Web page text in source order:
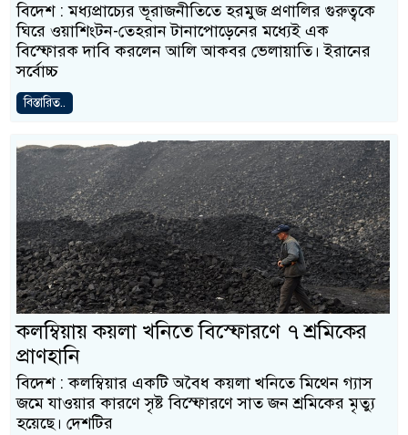
বিদেশ : মধ্যপ্রাচ্যের ভূরাজনীতিতে হরমুজ প্রণালির গুরুত্বকে
ঘিরে ওয়াশিংটন-তেহরান টানাপোড়েনের মধ্যেই এক
বিস্ফোরক দাবি করলেন আলি আকবর ভেলায়াতি। ইরানের
সর্বোচ্চ
বিস্তারিত..
কলম্বিয়ায় কয়লা খনিতে বিস্ফোরণে ৭ শ্রমিকের
প্রাণহানি
বিদেশ : কলম্বিয়ার একটি অবৈধ কয়লা খনিতে মিথেন গ্যাস
জমে যাওয়ার কারণে সৃষ্ট বিস্ফোরণে সাত জন শ্রমিকের মৃত্যু
হয়েছে। দেশটির